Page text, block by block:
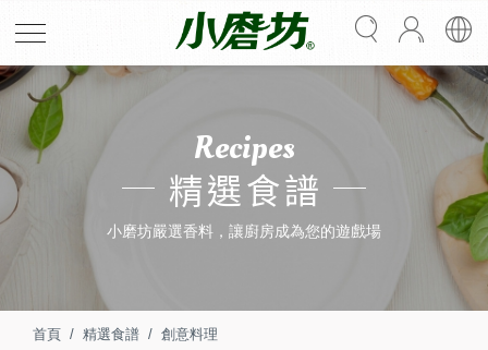
Recipes
精選食譜
小磨坊嚴選香料，讓廚房成為您的遊戲場
首頁 精選食譜 創意料理